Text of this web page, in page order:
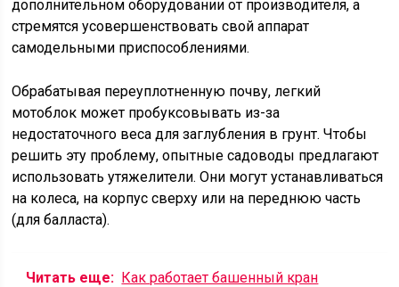
дополнительном оборудовании от производителя, а
стремятся усовершенствовать свой аппарат
самодельными приспособлениями.
Обрабатывая переуплотненную почву, легкий
мотоблок может пробуксовывать из-за
недостаточного веса для заглубления в грунт. Чтобы
решить эту проблему, опытные садоводы предлагают
использовать утяжелители. Они могут устанавливаться
на колеса, на корпус сверху или на переднюю часть
(для балласта).
Читать еще: Как работает башенный кран